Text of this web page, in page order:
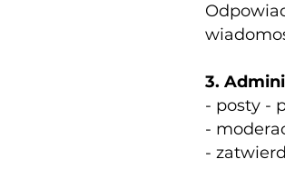
3.
- posty -
-
-